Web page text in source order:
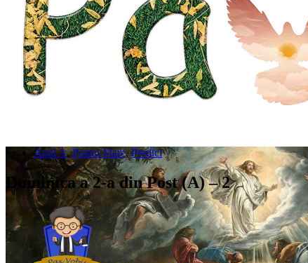
Anul A,Postul Mare,Predici
Duminica a 2-a din Post (A) – 2